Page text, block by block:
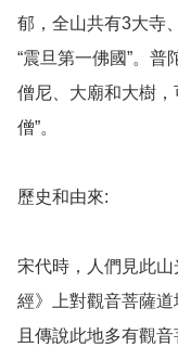
郁，全山共有3大寺
“震旦第一佛國”。普
僧尼、大廟和大樹
僧”。
歷史和由來:
宋代時，人們見此
經》上對觀音菩薩道
且傳說此地多有觀